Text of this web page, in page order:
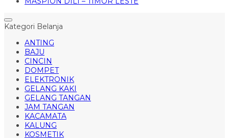
Kategori Belanja
ANTING
BAJU
CINCIN
DOMPET
ELEKTRONIK
GELANG KAKI
GELANG TANGAN
JAM TANGAN
KACAMATA
KALUNG
KOSMETIK